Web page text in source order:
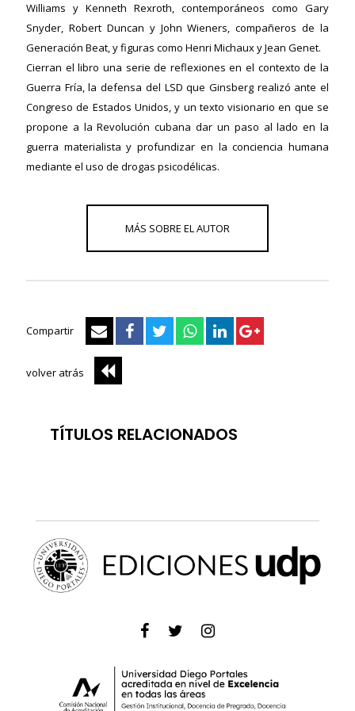
Williams y Kenneth Rexroth, contemporáneos como Gary
Snyder, Robert Duncan y John Wieners, compañeros de la
Generación Beat, y figuras como Henri Michaux y Jean Genet.
Cierran el libro una serie de reflexiones en el contexto de la
Guerra Fría, la defensa del LSD que Ginsberg realizó ante el
Congreso de Estados Unidos, y un texto visionario en que se
propone a la Revolución cubana dar un paso al lado en la
guerra materialista y profundizar en la conciencia humana
mediante el uso de drogas psicodélicas.
Compartir
volver atrás
TÍTULOS RELACIONADOS